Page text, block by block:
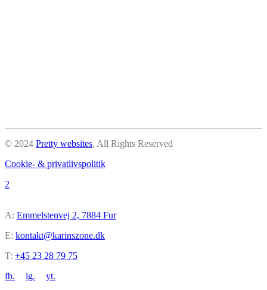
© 2024 Pretty websites, All Rights Reserved
Cookie- & privatlivspolitik
A: Emmelstenvej 2, 7884 Fur
E: kontakt@karinszone.dk
T: +45 23 28 79 75
fb.
ig. yt.